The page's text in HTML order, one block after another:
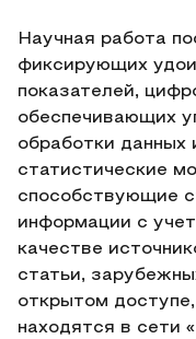
Научная работа
фиксирующих
показателей,
обеспечивающих
обработки данных
статистические
способствующие
информации с
качестве
статьи,
открытом
находятся в сети